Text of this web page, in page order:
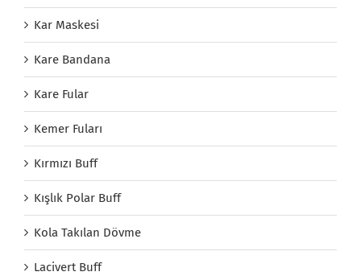
Kar Maskesi
Kare Bandana
Kare Fular
Kemer Fuları
Kırmızı Buff
Kışlık Polar Buff
Kola Takılan Dövme
Lacivert Buff